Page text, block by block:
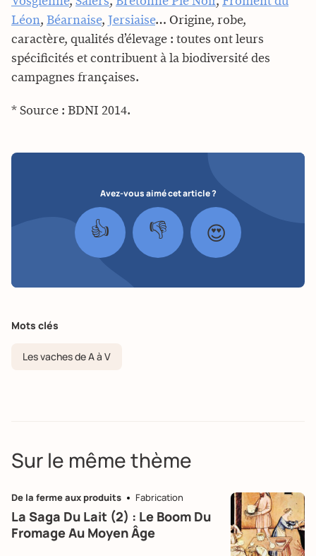
Léon, Béarnaise, Jersiaise… Origine, robe,
caractère, qualités d’élevage : toutes ont leurs
spécificités et contribuent à la biodiversité des
campagnes françaises.
* Source : BDNI 2014.
Avez-vous aimé cet article ?
👍 👎 😍
Mots clés
Les vaches de A à V
Sur le même thème
De la ferme aux produits Fabrication
La Saga Du Lait (2) : Le Boom Du
Fromage Au Moyen Âge